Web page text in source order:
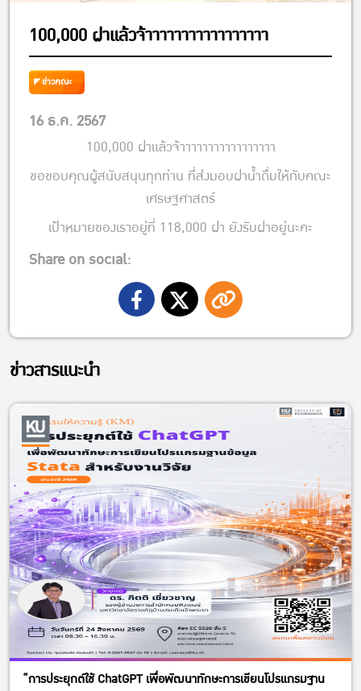
100,000 ฝาแล้วจ้าาาาาาาาาาาาาาาาา
ข่าวคณะ
16 ธ.ค. 2567
100,000 ฝาแล้วจ้าาาาาาาาาาาาาาาาา
ขอขอบคุณผู้สนับสนุนทุกท่าน ที่ส่งมอบฝาน้ำดื่มให้กับคณะ
เศรษฐศาสตร์
เป้าหมายของเราอยู่ที่ 118,000 ฝา ยังรับฝาอยู่นะคะ
Share on social:
ข่าวสารแนะนำ
“การประยุกต์ใช้ ChatGPT เพื่อพัฒนาทักษะการเขียนโปรแกรมฐาน